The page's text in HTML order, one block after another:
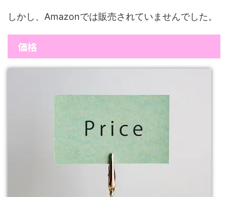
しかし、Amazonでは販売されていませんでした。
価格